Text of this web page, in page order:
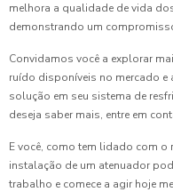
melhora a qualidade de vida
demonstrando um
Convidamos você a explorar
ruído disponíveis no mercado e
solução em seu sistema de
deseja saber mais, entre em
E você, como tem lidado com o
instalação de um atenuador
trabalho e comece a agir hoje